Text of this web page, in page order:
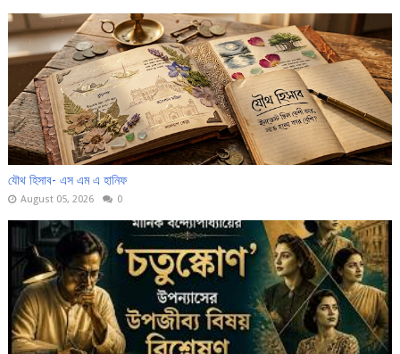
যৌথ হিসাব- এস এম এ হানিফ
August 05, 2026 0